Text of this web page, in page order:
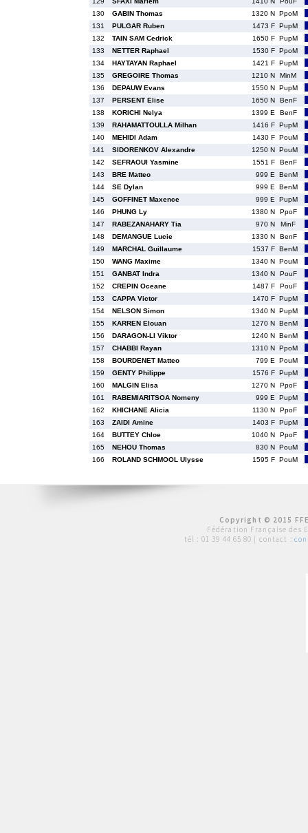
130
GABIN Thomas 1320 N PpoM
131
PULGAR Ruben 1473 F PupM
132
TAIN SAM Cedrick 1650 F PupM
133
NETTER Raphael 1530 F PpoM
134
HAYTAYAN Raphael 1421 F PupM
135
GREGOIRE Thomas 1210 N
MinM
136
DEPAUW Evans 1550 N PupM
137
PERSENT Elise 1650 N
BenF
138
KORICHI Nelya 1399 E
BenF
139
RAHAMATTOULLA Milhan 1416 F PupM
140
MEHIDI Adam 1430 F PouM
141
SIDORENKOV Alexandre 1250 N PouM
142
SEFRAOUI Yasmine 1551 F
BenF
143
BRE Matteo 999 E
BenM
144
SE Dylan 999 E
BenM
145
GOFFINET Maxence 999 E
PupM
146
PHUNG Ly 1380 N
PpoF
147
RABEZANAHARY Tia 970 N
MinF
148
DEMANGUE Lucie 1330 N
BenF
149
MARCHAL Guillaume 1537 F BenM
150
WANG Maxime 1340 N PouM
151
GANBAT Indra 1340 N
PouF
152
CREPIN Oceane 1487 F
PouF
153
CAPPA Victor 1470 F PupM
154
NELSON Simon 1340 N PupM
155
KARREN Elouan 1270 N BenM
156
DARAGON-LI Viktor 1240 N BenM
157
CHABBI Rayan 1310 N PpoM
158
BOURDENET Matteo 799 E
PouM
159
GENTY Philippe 1576 F PupM
160
MALGIN Elisa 1270 N
PpoF
161
RABEMIARITSOA Nomeny 999 E
PupM
162
KHICHANE Alicia 1130 N
PpoF
163
ZAIDI Amine 1403 F PupM
164
BUTTEY Chloe 1040 N
PpoF
165
NEHOU Thomas 830 N PouM
166
ROLAND SCHMOOL Ulysse 1595 F PouM
Copyright © 2015
Fédération Française des
tél : 01 39 44 65 80 | contact :